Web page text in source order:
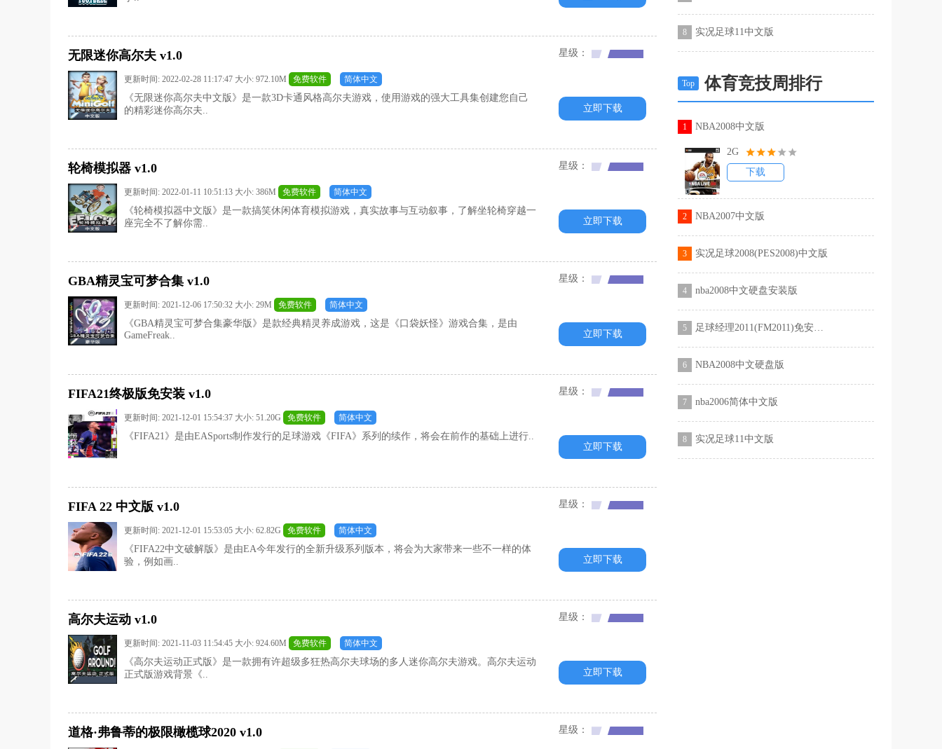
无限迷你高尔夫 v1.0
更新时间: 2022-02-28 11:17:47 大小: 972.10M 免费软件 简体中文
《无限迷你高尔夫中文版》是一款3D卡通风格高尔夫游戏，使用游戏的强大工具集创建您自己
的精彩迷你高尔夫..
星级：
立即下载
轮椅模拟器 v1.0
更新时间: 2022-01-11 10:51:13 大小: 386M 免费软件 简体中文
《轮椅模拟器中文版》是一款搞笑休闲体育模拟游戏，真实故事与互动叙事，了解坐轮椅穿越一
座完全不了解你需..
星级：
立即下载
GBA精灵宝可梦合集 v1.0
更新时间: 2021-12-06 17:50:32 大小: 29M 免费软件 简体中文
《GBA精灵宝可梦合集豪华版》是款经典精灵养成游戏，这是《口袋妖怪》游戏合集，是由
GameFreak..
星级：
立即下载
FIFA21终极版免安装 v1.0
更新时间: 2021-12-01 15:54:37 大小: 51.20G 免费软件 简体中文
《FIFA21》是由EASports制作发行的足球游戏《FIFA》系列的续作，将会在前作的基础上进行..
星级：
立即下载
FIFA 22 中文版 v1.0
更新时间: 2021-12-01 15:53:05 大小: 62.82G 免费软件 简体中文
《FIFA22中文破解版》是由EA今年发行的全新升级系列版本，将会为大家带来一些不一样的体
验，例如画..
星级：
立即下载
高尔夫运动 v1.0
更新时间: 2021-11-03 11:54:45 大小: 924.60M 免费软件 简体中文
《高尔夫运动正式版》是一款拥有许超级多狂热高尔夫球场的多人迷你高尔夫游戏。高尔夫运动
正式版游戏背景《..
星级：
立即下载
道格·弗鲁蒂的极限橄榄球2020 v1.0 星级：
8 实况足球11中文版
Top 体育竞技周排行
1 NBA2008中文版
2G
下载
2 NBA2007中文版
3 实况足球2008(PES2008)中文版
4 nba2008中文硬盘安装版
5
6 NBA2008中文硬盘版
7 nba2006简体中文版
8 实况足球11中文版